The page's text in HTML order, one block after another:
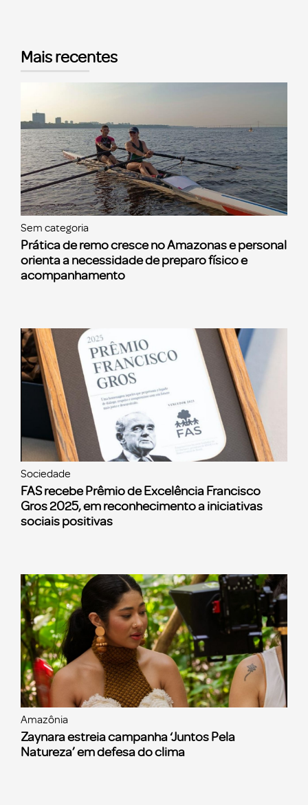
Mais recentes
Sem categoria
Prática de remo cresce no Amazonas e personal
orienta a necessidade de preparo físico e
acompanhamento
Sociedade
FAS recebe Prêmio de Excelência Francisco
Gros 2025, em reconhecimento a iniciativas
sociais positivas
Amazônia
Zaynara estreia campanha ‘Juntos Pela
Natureza’ em defesa do clima